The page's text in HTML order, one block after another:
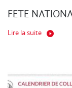
FETE
Lire la suite